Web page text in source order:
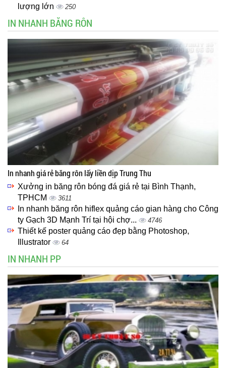
lượng lớn 250
IN NHANH BĂNG RÔN
In nhanh giá rẻ băng rôn lấy liền dịp Trung Thu
Xưởng in băng rôn bóng đá giá rẻ tại Bình Thạnh,
TPHCM
3611
In nhanh băng rôn hiflex quảng cáo gian hàng cho Công
ty Gạch 3D Mạnh Trí tại hội chợ...
4746
Thiết kế poster quảng cáo đẹp bằng Photoshop,
Illustrator
64
IN NHANH PP